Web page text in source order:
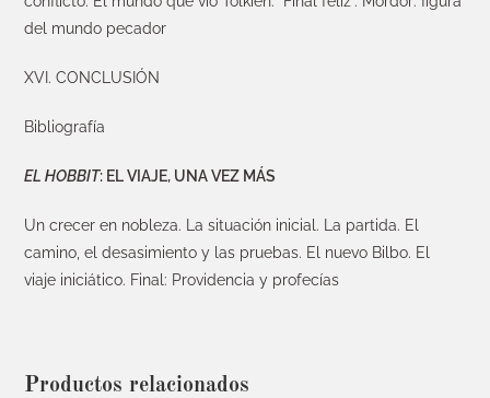
del mundo pecador
XVI. CONCLUSIÓN
Bibliografía
EL HOBBIT: EL VIAJE, UNA VEZ MÁS
Un crecer en nobleza. La situación inicial. La partida. El
camino, el desasimiento y las pruebas. El nuevo Bilbo. El
viaje iniciático. Final: Providencia y profecías
Productos relacionados